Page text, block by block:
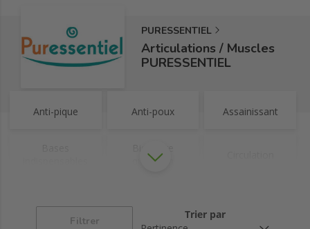
PURESSENTIEL
Articulations / Muscles
PURESSENTIEL
Anti-pique Anti-poux Assainissant
quotidien
Filtrer
Trier par